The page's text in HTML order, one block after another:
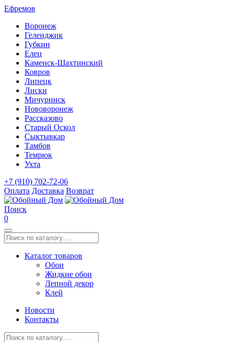
Ефремов
Воронеж
Геленджик
Губкин
Елец
Каменск-Шахтинский
Ковров
Липецк
Лиски
Мичуринск
Нововоронеж
Рассказово
Старый Оскол
Сыктывкар
Тамбов
Темрюк
Ухта
+7 (910) 702-72-06
Оплата Доставка Возврат
Поиск
0
Каталог товаров
Обои
Жидкие обои
Лепной декор
Клей
Новости
Контакты